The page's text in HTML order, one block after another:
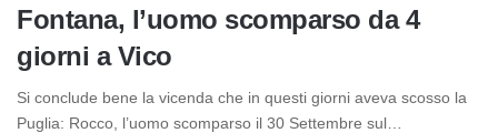
Fontana, l’uomo scomparso da 4
giorni a Vico
Si conclude bene la vicenda che in questi giorni aveva scosso la
Puglia: Rocco, l’uomo scomparso il 30 Settembre sul…